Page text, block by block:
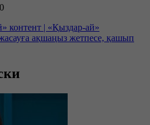
контент | «Қыздар-ай»
ақшаңыз жетпесе, қашып